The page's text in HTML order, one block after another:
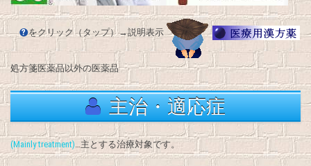
をクリック（タップ）→説明表示
処方箋医薬品以外の医薬品
主治・適応症
(Mainly treatment)…主とする治療対象です。